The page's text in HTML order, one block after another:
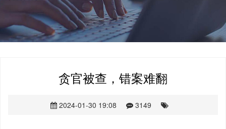
贪官被查，错案难翻
2024-01-30 19:08 3149